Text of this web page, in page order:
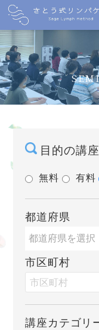
目的の講
無料 有料
都道府県
市区町村
講座カテゴリ